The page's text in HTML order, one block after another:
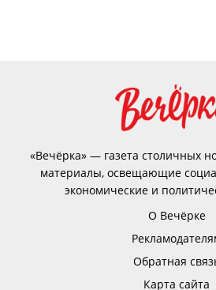
«Вечёрка» — газета столичных
материалы, освещающие
экономические и
О Вечёрке
Обратная
Карта сайта